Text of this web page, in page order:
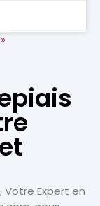
Expert en